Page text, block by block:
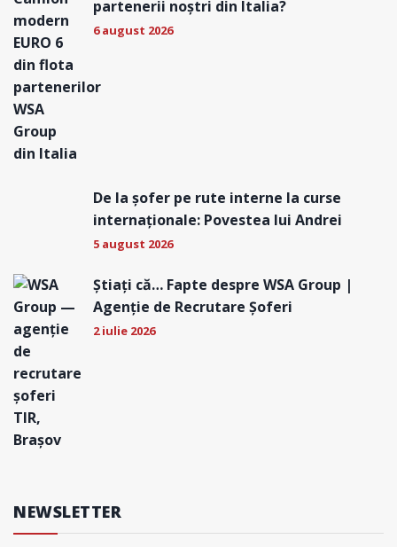
partenerii noștri din Italia?
6 august 2026
De la șofer pe rute interne la curse
internaționale: Povestea lui Andrei
5 august 2026
Știați că… Fapte despre WSA Group |
Agenție de Recrutare Șoferi
2 iulie 2026
NEWSLETTER